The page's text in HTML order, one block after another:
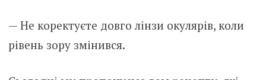
— Не коректуєте довго лінзи окулярів, коли
рівень зору змінився.